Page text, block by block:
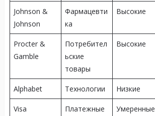
Johnson &
Johnson
Фармацевти
ка
Высокие
Procter &
Gamble
Потребител
ьские
товары
Высокие
Alphabet Технологии Низкие
Visa
Платежные
Умеренные